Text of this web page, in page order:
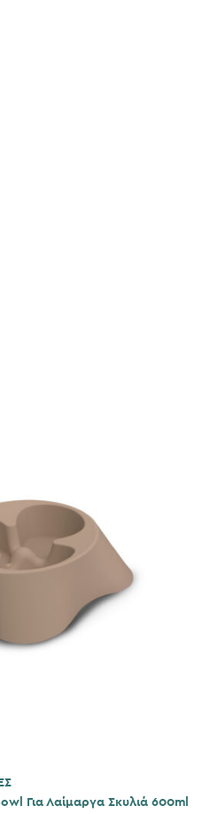
Για Λαίμαργα Σκυλιά 600ml